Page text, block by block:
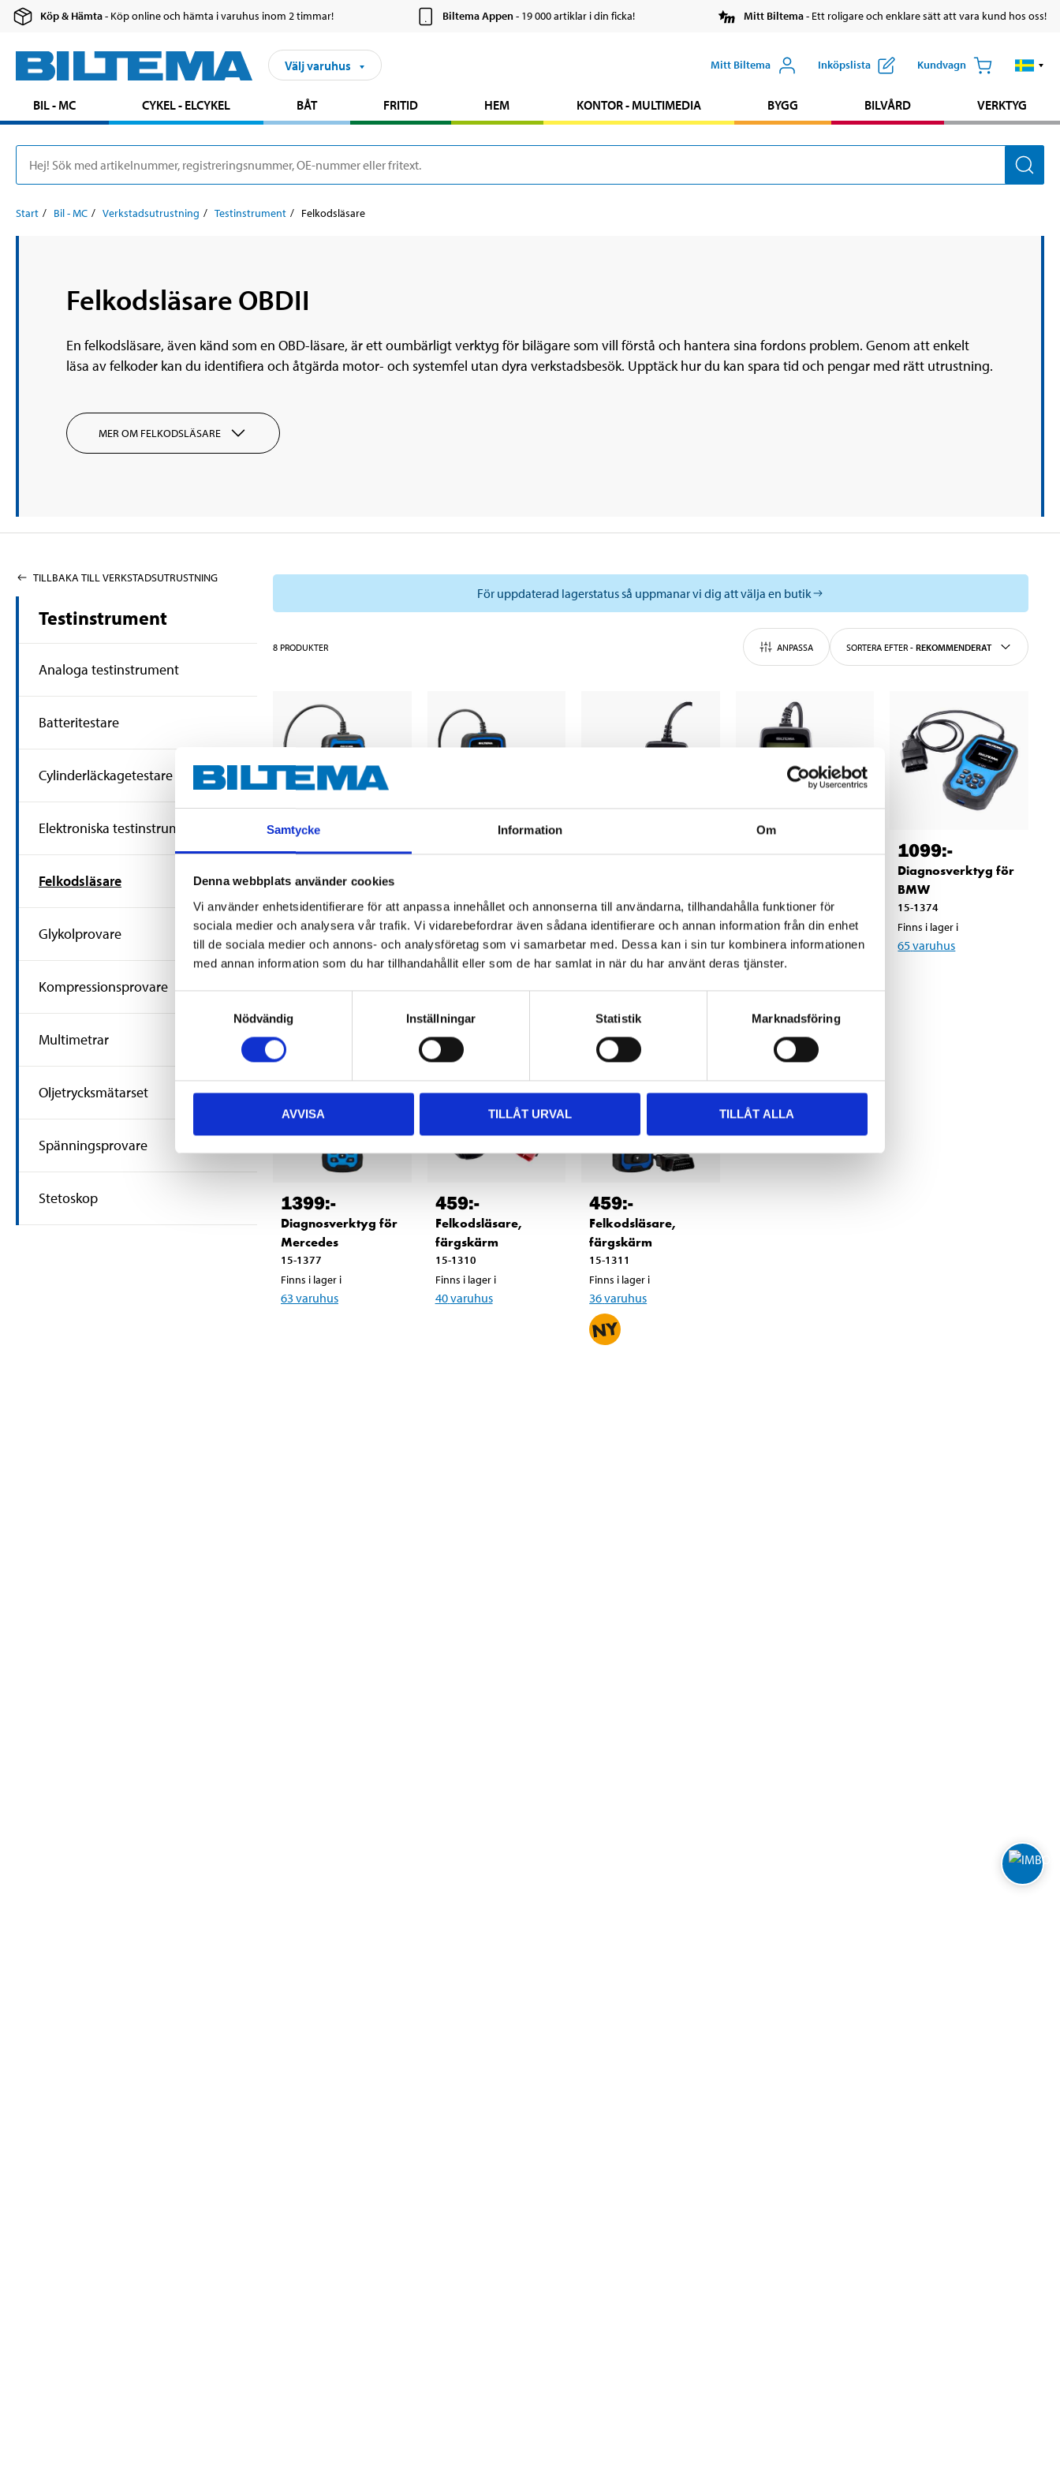
Samtycke Information Om
Denna webbplats använder cookies
Vi använder enhetsidentifierare för att anpassa innehållet och annonserna till användarna, tillhandahålla funktioner för
sociala medier och analysera vår trafik. Vi vidarebefordrar även sådana identifierare och annan information från din enhet
till de sociala medier och annons- och analysföretag som vi samarbetar med. Dessa kan i sin tur kombinera informationen
med annan information som du har tillhandahållit eller som de har samlat in när du har använt deras tjänster.
Nödvändig
Inställningar Statistik Marknadsföring
AVVISA TILLÅT URVAL TILLÅT ALLA
Köp & Hämta- Köp online och hämta i varuhus inom 2 timmar! Biltema Appen- 19 000 artiklar i din ficka! Mitt Biltema- Ett roligare och enklare sätt att vara kund hos oss!
Välj varuhus Mitt Biltema Inköpslista Kundvagn
BIL - MC CYKEL - ELCYKEL BÅT FRITID HEM KONTOR - MULTIMEDIA BYGG BILVÅRD VERKTYG
Start Bil - MC Verkstadsutrustning Testinstrument Felkodsläsare
Felkodsläsare OBDII
En felkodsläsare, även känd som en OBD-läsare, är ett oumbärligt verktyg för bilägare som vill förstå och hantera sina fordons problem. Genom att enkelt
läsa av felkoder kan du identifiera och åtgärda motor- och systemfel utan dyra verkstadsbesök. Upptäck hur du kan spara tid och pengar med rätt utrustning.
MER OM FELKODSLÄSARE
TILLBAKA TILL VERKSTADSUTRUSTNING
Testinstrument
Analoga testinstrument
Batteritestare
Cylinderläckagetestare
Elektroniska testinstrument
Felkodsläsare
Glykolprovare
Kompressionsprovare
Multimetrar
Oljetrycksmätarset
Spänningsprovare
Stetoskop
För uppdaterad lagerstatus så uppmanar vi dig att välja en butik
8 PRODUKTER ANPASSA SORTERA EFTER - REKOMMENDERAT
1099:-
Volvo
15-1376
Finns i lager i
62varuhus
1099:-
15-1375
Finns i lager i
62varuhus
299:-
15-1300
Finns i lager i
62varuhus
549:-
15-1305
Finns i lager i
63varuhus
1099:-
Diagnosverktyg för
BMW
15-1374
Finns i lager i
65varuhus
1399:-
Diagnosverktyg för
Mercedes
15-1377
Finns i lager i
63 varuhus
459:-
Felkodsläsare,
färgskärm
15-1310
Finns i lager i
40varuhus
459:-
Felkodsläsare,
färgskärm
15-1311
Finns i lager i
36varuhus